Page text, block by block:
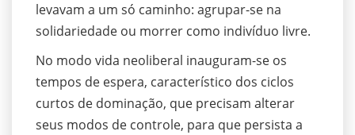
levavam a um só caminho: agrupar-se na
solidariedade ou morrer como indivíduo livre.
No modo vida neoliberal inauguram-se os
tempos de espera, característico dos ciclos
curtos de dominação, que precisam alterar
seus modos de controle, para que persista a